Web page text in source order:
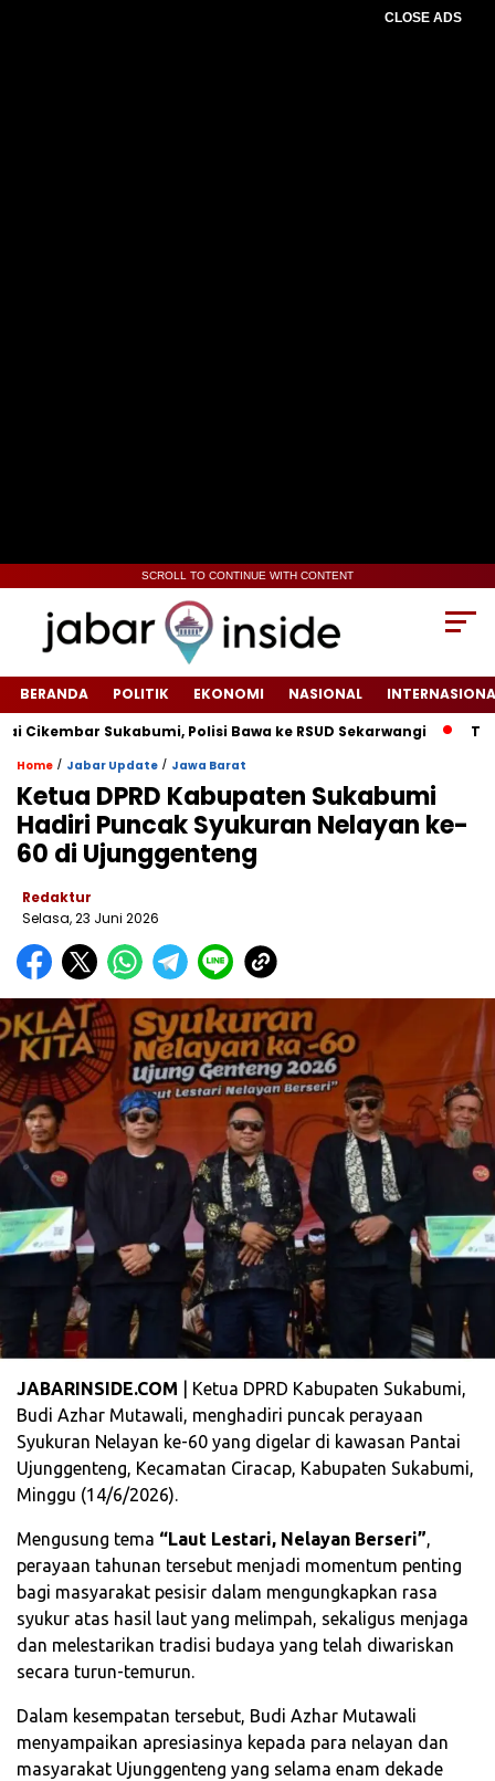
CLOSE ADS
SCROLL TO CONTINUE WITH CONTENT
BERANDA POLITIK EKONOMI NASIONAL
Sukabumi, Polisi Bawa ke RSUD Sekarwangi‎
Tiang
Home / Jabar Update / Jawa Barat
Ketua DPRD Kabupaten Sukabumi
Hadiri Puncak Syukuran Nelayan ke-
60 di Ujunggenteng
Redaktur
Selasa, 23 Juni 2026
JABARINSIDE.COM | Ketua DPRD Kabupaten Sukabumi,
Budi Azhar Mutawali, menghadiri puncak perayaan
Syukuran Nelayan ke-60 yang digelar di kawasan Pantai
Ujunggenteng, Kecamatan Ciracap, Kabupaten Sukabumi,
Minggu (14/6/2026).
Mengusung tema “Laut Lestari, Nelayan Berseri”,
perayaan tahunan tersebut menjadi momentum penting
bagi masyarakat pesisir dalam mengungkapkan rasa
syukur atas hasil laut yang melimpah, sekaligus menjaga
dan melestarikan tradisi budaya yang telah diwariskan
secara turun-temurun.
Dalam kesempatan tersebut, Budi Azhar Mutawali
menyampaikan apresiasinya kepada para nelayan dan
masyarakat Ujunggenteng yang selama enam dekade